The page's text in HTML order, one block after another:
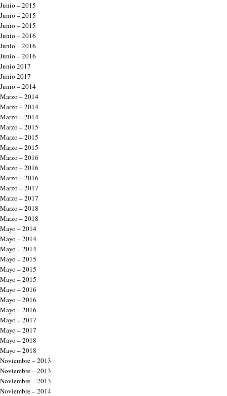
Junio – 2015
Junio – 2015
Junio – 2015
Junio – 2016
Junio – 2016
Junio – 2016
Junio 2017
Junio 2017
Junio – 2014
Marzo – 2014
Marzo – 2014
Marzo – 2014
Marzo – 2015
Marzo – 2015
Marzo – 2015
Marzo – 2016
Marzo – 2016
Marzo – 2016
Marzo – 2017
Marzo – 2017
Marzo – 2018
Marzo – 2018
Mayo – 2014
Mayo – 2014
Mayo – 2014
Mayo – 2015
Mayo – 2015
Mayo – 2015
Mayo – 2016
Mayo – 2016
Mayo – 2016
Mayo – 2017
Mayo – 2017
Mayo – 2018
Mayo – 2018
Noviembre – 2013
Noviembre – 2013
Noviembre – 2013
Noviembre – 2014